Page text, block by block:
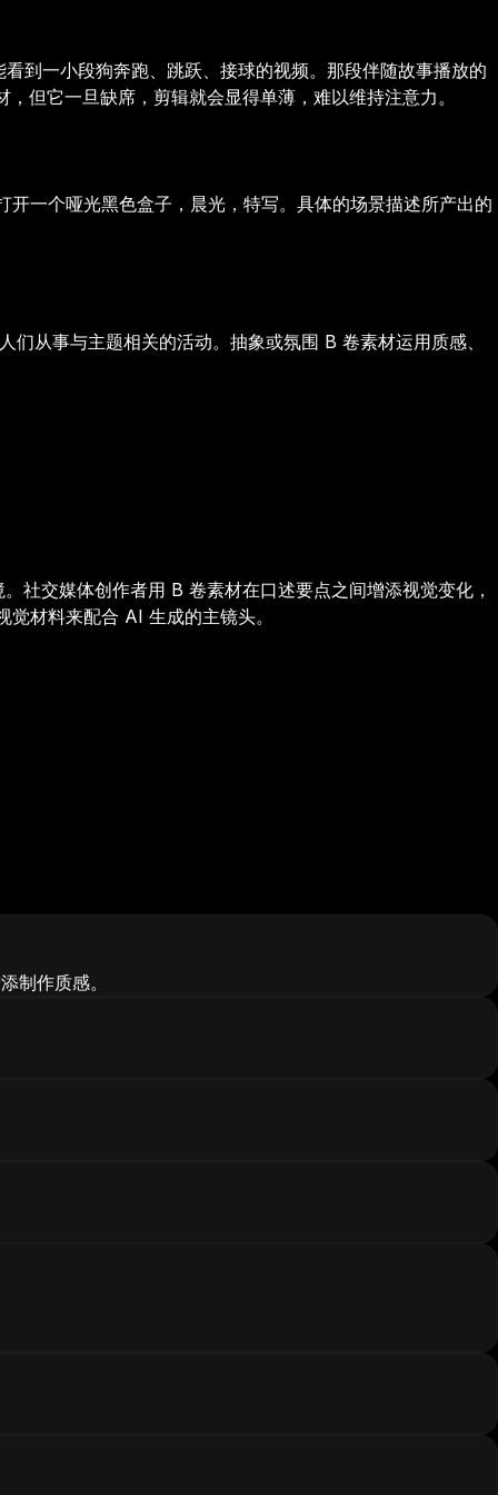
到一小段狗奔跑、跳跃、接球的视频。那段伴随故事播放的
但它一旦缺席，剪辑就会显得单薄，难以维持注意力。
一个哑光黑色盒子，晨光，特写。具体的场景描述所产出的
从事与主题相关的活动。抽象或氛围 B 卷素材运用质感、
社交媒体创作者用 B 卷素材在口述要点之间增添视觉变化，
材料来配合 AI 生成的主镜头。
制作质感。